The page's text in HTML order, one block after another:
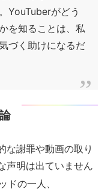
YouTuberがどう
を知ることは、私
づく助けになるだ
な謝罪や動画の取り
声明は出ていません
ドの一人、